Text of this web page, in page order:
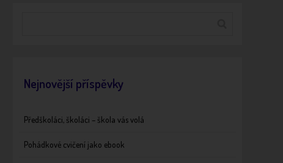
Nejnovější příspěvky
Předškoláci, školáci – škola vás volá
Pohádkové cvičení jako ebook